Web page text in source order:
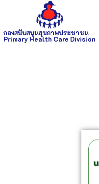
กองสนับสนุนสุขภาพประชาชน
Primary Health Care Division